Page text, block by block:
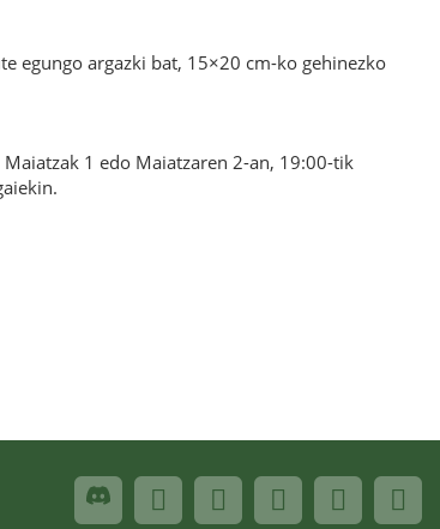
egungo argazki bat, 15×20 cm-ko gehinezko
1 edo Maiatzaren 2-an, 19:00-tik